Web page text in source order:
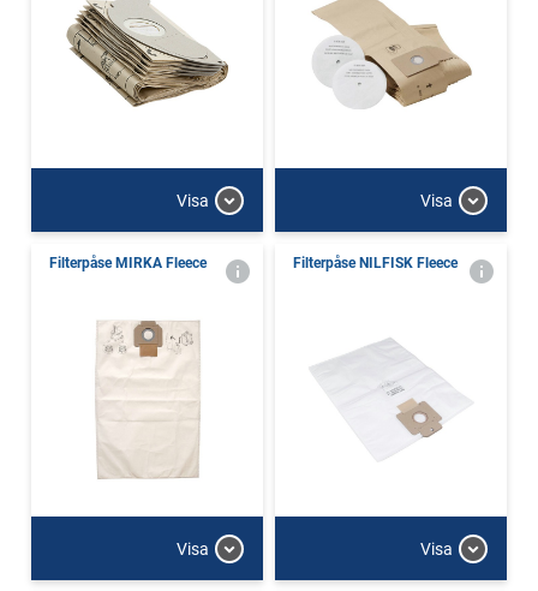
Visa Visa
Filterpåse MIRKA Fleece
Visa
Filterpåse NILFISK Fleece
Visa